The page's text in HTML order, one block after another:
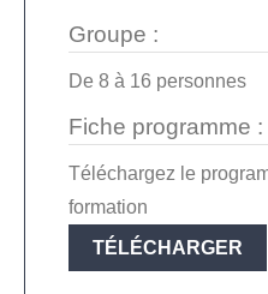
Groupe :
De 8 à 16 personnes
Fiche programme :
Téléchargez le
formation
TÉLÉCHARGER